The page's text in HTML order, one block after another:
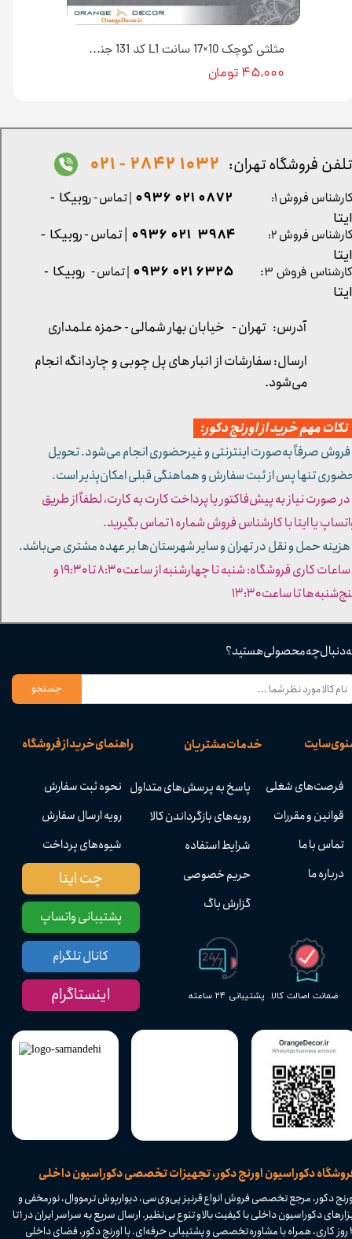
مثلثی کوچک 10×17 سانت L1 کد 131 جنس پلی استایرن [انبار اصفهان]
۴۵,۰۰۰ تومان
دکوراسیون اورنج دکور، تجهیزات تخصصی دکوراسیون داخلی
پشتیبانی ۲۴ ساعته ضمانت اصالت کالا
راهنمای خرید از فروشگاه
نحوه ثبت سفارش
رویه ارسال سفارش
شیوه‌های پرداخت
خدمات مشتریان
پاسخ به پرسش‌های متداول
رویه‌های بازگرداندن کالا
شرایط استفاده
حریم خصوصی
گزارش باگ
سایت
فرصت‌های شغلی
قوانین و مقررات
تماس با ما
درباره ما
دنبال چه محصولی هستید؟
جستجو
دکور، مرجع تخصصی فروش انواع قرنیز پی‌وی‌سی، دیوارپوش ترمووال، نورمخفی و
ابزارهای دکوراسیون داخلی با کیفیت بالا و تنوع بی‌نظیر. ارسال سریع به سراسر ایران در ۱ تا
۴ روز کاری، همراه با مشاوره تخصصی و پشتیبانی حرفه‌ای. با اورنج دکور، فضای داخلی
پشتیبانی واتساپ
چت ایتا
کانال تلگرام
اینستاگرام
کارشناس فروش ۳: ۶۳۲۵ ۰۲۱ ۰۹۳۶ | تماس - روبیکا -
ایتا
آدرس: تهران - خیابان بهار شمالی - حمزه علمداری
تلفن فروشگاه تهران: 1032 2842 - 021
مهم خرید از اورنج دکور:
صرفاً به‌صورت اینترنتی و غیرحضوری انجام می‌شود. تحویل
تنها پس از ثبت سفارش و هماهنگی قبلی امکان‌پذیر است.
صورت نیاز به پیش‌فاکتور یا پرداخت کارت به کارت، لطفاً از طریق
یا ایتا با کارشناس فروش شماره ۱ تماس بگیرید.
حمل و نقل در تهران و سایر شهرستان‌ها بر عهده مشتری می‌باشد.
- ساعات کاری فروشگاه: شنبه تا چهارشنبه از ساعت ۸:۳۰ تا ۱۹:۳۰ و
تا ساعت ۱۳:۳۰​​​​​​​
کارشناس فروش ۱: 0872 021 0936 | تماس - روبیکا -
ایتا
کارشناس فروش ۲:
۳۹۸۴ ۰۲۱ ۰۹۳۶ | تماس - روبیکا -
ایتا
ارسال: سفارشات از انبار های پل چوبی و چاردانگه انجام
می‌شود.